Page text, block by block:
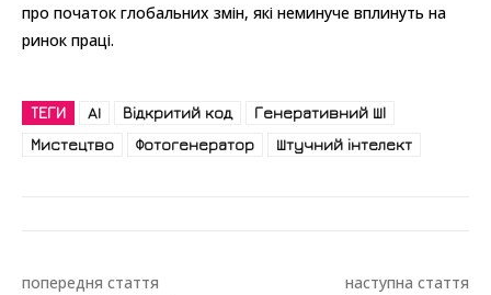
про початок глобальних змін, які неминуче вплинуть на
ринок праці.
ТЕГИ AI Відкритий код
Генеративний ШІ
Мистецтво
Фотогенератор Штучний інтелект
попередня стаття наступна стаття